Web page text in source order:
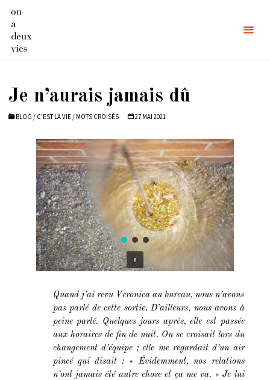
content
Je n’aurais jamais dû
BLOG / C'EST LA VIE / MOTS CROISÉS 27 MAI 2021
Quand j’ai revu Veronica au bureau, nous n’avons
pas parlé de cette sortie. D’ailleurs, nous avons à
peine parlé. Quelques jours après, elle est passée
aux horaires de fin de nuit. On se croisait lors du
changement d’équipe ; elle me regardait d’un air
pincé qui disait : « Évidemment, nos relations
n’ont jamais été autre chose et ça me va. » Je lui